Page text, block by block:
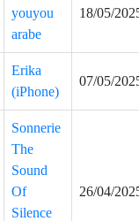
youyou
arabe
18/05/
Erika
(iPhone)
07/05/
Sonnerie
The
Sound
Of
Silence
26/04/